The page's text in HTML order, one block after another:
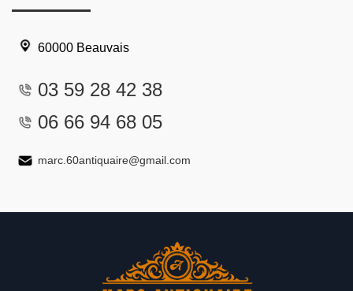
60000 Beauvais
03 59 28 42 38
06 66 94 68 05
marc.60antiquaire@gmail.com